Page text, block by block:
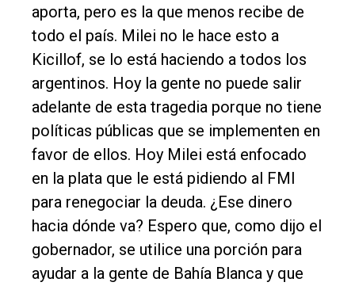
aporta, pero es la que menos recibe de
todo el país. Milei no le hace esto a
Kicillof, se lo está haciendo a todos los
argentinos. Hoy la gente no puede salir
adelante de esta tragedia porque no tiene
políticas públicas que se implementen en
favor de ellos. Hoy Milei está enfocado
en la plata que le está pidiendo al FMI
para renegociar la deuda. ¿Ese dinero
hacia dónde va? Espero que, como dijo el
gobernador, se utilice una porción para
ayudar a la gente de Bahía Blanca y que